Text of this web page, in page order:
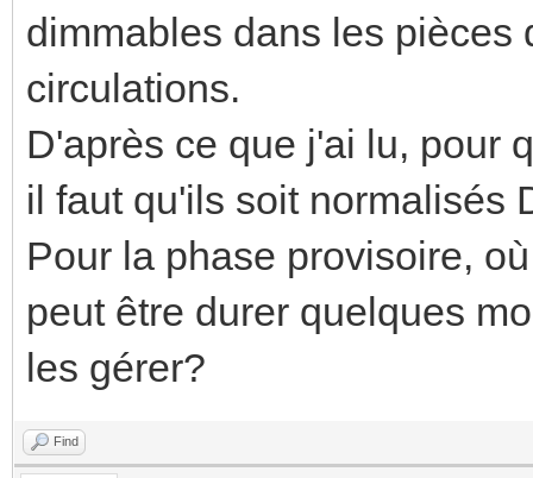
dimmables dans les pièces
circulations.
D'après ce que j'ai lu, pour
il faut qu'ils soit normalisés
Pour la phase provisoire,
peut être durer quelques
les gérer?
Find